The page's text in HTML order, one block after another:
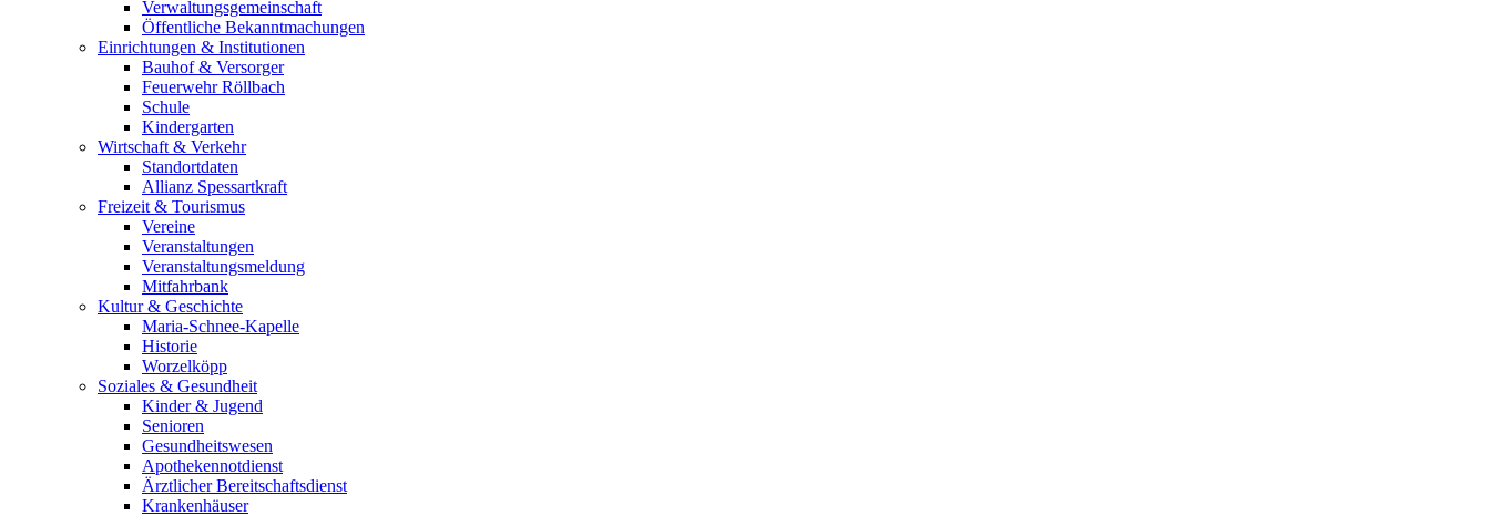
Verwaltungsgemeinschaft
Öffentliche Bekanntmachungen
Einrichtungen & Institutionen
Bauhof & Versorger
Feuerwehr Röllbach
Schule
Kindergarten
Wirtschaft & Verkehr
Standortdaten
Allianz Spessartkraft
Freizeit & Tourismus
Vereine
Veranstaltungen
Veranstaltungsmeldung
Mitfahrbank
Kultur & Geschichte
Maria-Schnee-Kapelle
Historie
Worzelköpp
Soziales & Gesundheit
Kinder & Jugend
Senioren
Gesundheitswesen
Apothekennotdienst
Ärztlicher Bereitschaftsdienst
Krankenhäuser